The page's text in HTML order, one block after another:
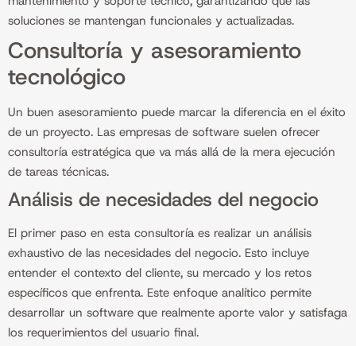
soluciones se mantengan funcionales y actualizadas.
Consultoría y asesoramiento
tecnológico
Un buen asesoramiento puede marcar la diferencia en el éxito
de un proyecto. Las empresas de software suelen ofrecer
consultoría estratégica que va más allá de la mera ejecución
de tareas técnicas.
Análisis de necesidades del negocio
El primer paso en esta consultoría es realizar un análisis
exhaustivo de las necesidades del negocio. Esto incluye
entender el contexto del cliente, su mercado y los retos
específicos que enfrenta. Este enfoque analítico permite
desarrollar un software que realmente aporte valor y satisfaga
los requerimientos del usuario final.